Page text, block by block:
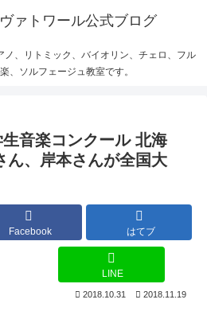
、リトミック、バイオリン、チェロ、フル
、ソルフェージュ教室です。
音楽コンクール 北海
ん、岸本さんが全国大
Facebook はてブ
LINE
2018.10.31 2018.11.19